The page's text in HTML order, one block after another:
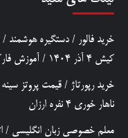
خرید فالور / دستگیره هوشمند /
کیش 4 آذر 1404
/ آموزش
خرید رپورتاژ / قیمت پروتز سینه
ناهار خوری 4 نفره ارزان
معلم خصوصی زبان انگلیسی /